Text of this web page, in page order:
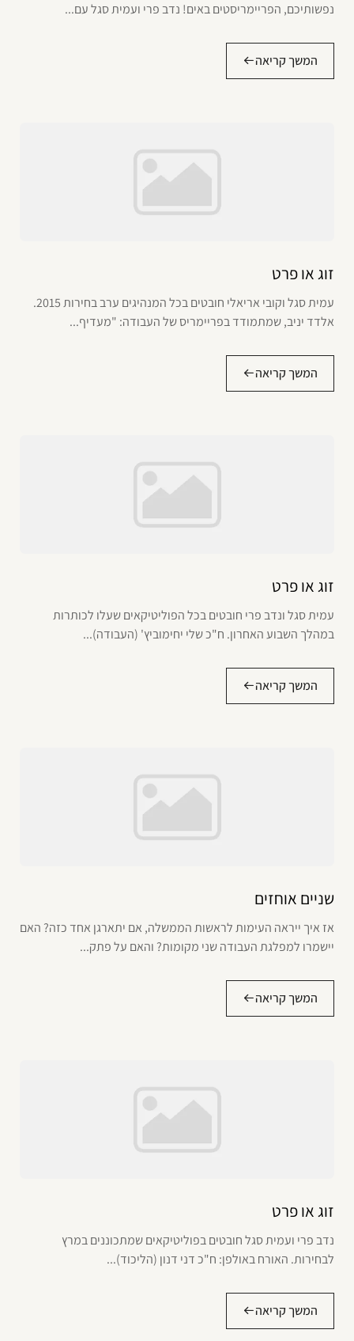
נפשותיכם, הפריימריסטים באים! נדב פרי ועמית סגל עם...
המשך קריאה
זוג או פרט
עמית סגל וקובי אריאלי חובטים בכל המנהיגים ערב בחירות 2015.
אלדד יניב, שמתמודד בפריימריס של העבודה: "מעדיף...
המשך קריאה
זוג או פרט
עמית סגל ונדב פרי חובטים בכל הפוליטיקאים שעלו לכותרות
במהלך השבוע האחרון. ח"כ שלי יחימוביץ' (העבודה)...
המשך קריאה
שניים אוחזים
אז איך ייראה העימות לראשות הממשלה, אם יתארגן אחד כזה? האם
יישמרו למפלגת העבודה שני מקומות? והאם על פתק...
המשך קריאה
זוג או פרט
נדב פרי ועמית סגל חובטים בפוליטיקאים שמתכוננים במרץ
לבחירות. האורח באולפן: ח"כ דני דנון (הליכוד)...
המשך קריאה